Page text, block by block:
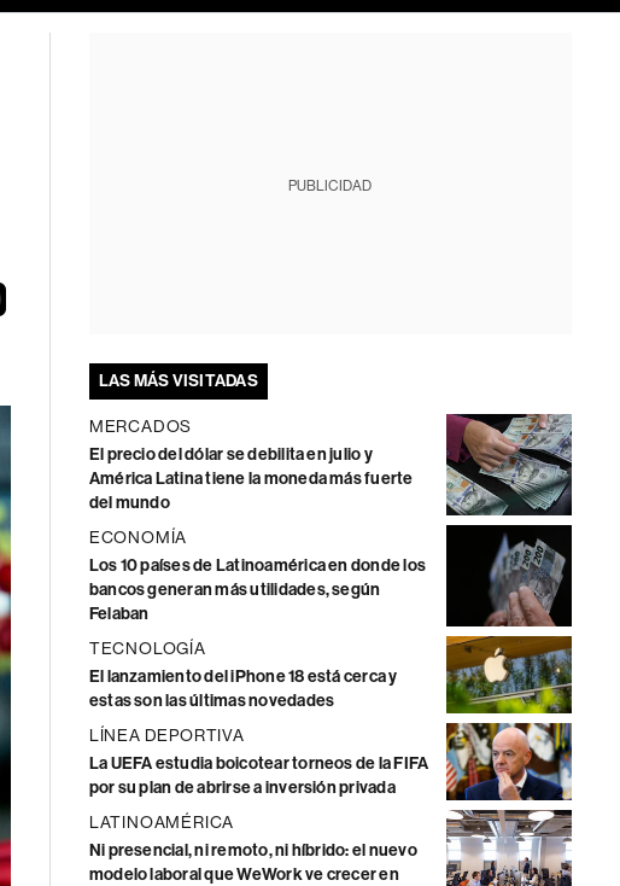
PUBLICIDAD
LAS MÁS VISITADAS
MERCADOS
El precio del dólar se debilita en julio y
América Latina tiene la moneda más fuerte
del mundo
ECONOMÍA
Los 10 países de Latinoamérica en donde los
bancos generan más utilidades, según
Felaban
TECNOLOGÍA
El lanzamiento del iPhone 18 está cerca y
estas son las últimas novedades
LÍNEA DEPORTIVA
La UEFA estudia boicotear torneos de la FIFA
por su plan de abrirse a inversión privada
LATINOAMÉRICA
Ni presencial, ni remoto, ni híbrido: el nuevo
modelo laboral que WeWork ve crecer en